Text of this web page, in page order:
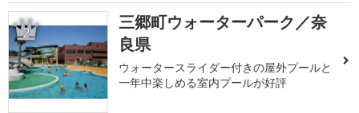
2
三郷町ウォーターパーク／奈
良県
ウォータースライダー付きの屋外プールと
一年中楽しめる室内プールが好評